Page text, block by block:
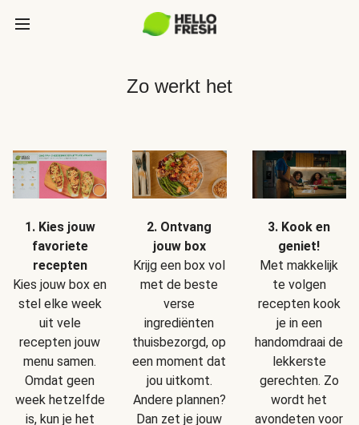
Zo werkt het
1. Kies jouw
favoriete
recepten
Kies jouw box en
stel elke week
uit vele
recepten jouw
menu samen.
Omdat geen
week hetzelfde
is, kun je het
2. Ontvang
jouw box
Krijg een box vol
met de beste
verse
ingrediënten
thuisbezorgd, op
een moment dat
jou uitkomt.
Andere plannen?
Dan zet je jouw
3. Kook en
geniet!
Met makkelijk
te volgen
recepten kook
je in een
handomdraai de
lekkerste
gerechten. Zo
wordt het
avondeten voor